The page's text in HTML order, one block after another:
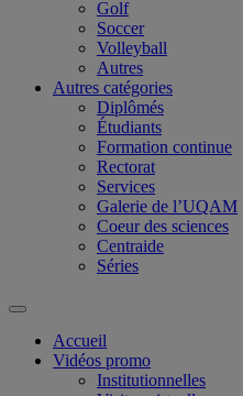
Golf
Soccer
Volleyball
Autres
Autres catégories
Diplômés
Étudiants
Formation continue
Rectorat
Services
Galerie de l’UQAM
Coeur des sciences
Centraide
Séries
Accueil
Vidéos promo
Institutionnelles